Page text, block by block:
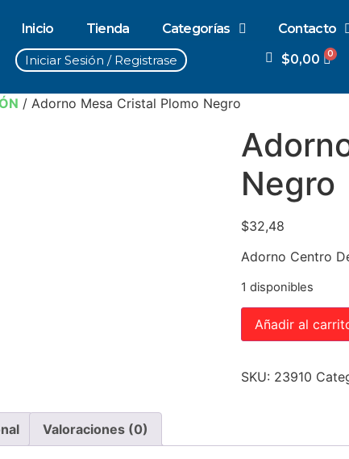
Inicio Tienda Categorías Contacto
Iniciar Sesión / Registrase $0,00
/ Adorno Mesa Cristal Plomo Negro
Negro
$32,48
Adorno Centro
1 disponibles
Añadir al
SKU: 23910
Valoraciones (0)